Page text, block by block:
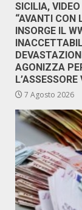
SICILIA,
“AVANTI CON
INSORGE IL
AGONIZZA
7 Agosto 2026